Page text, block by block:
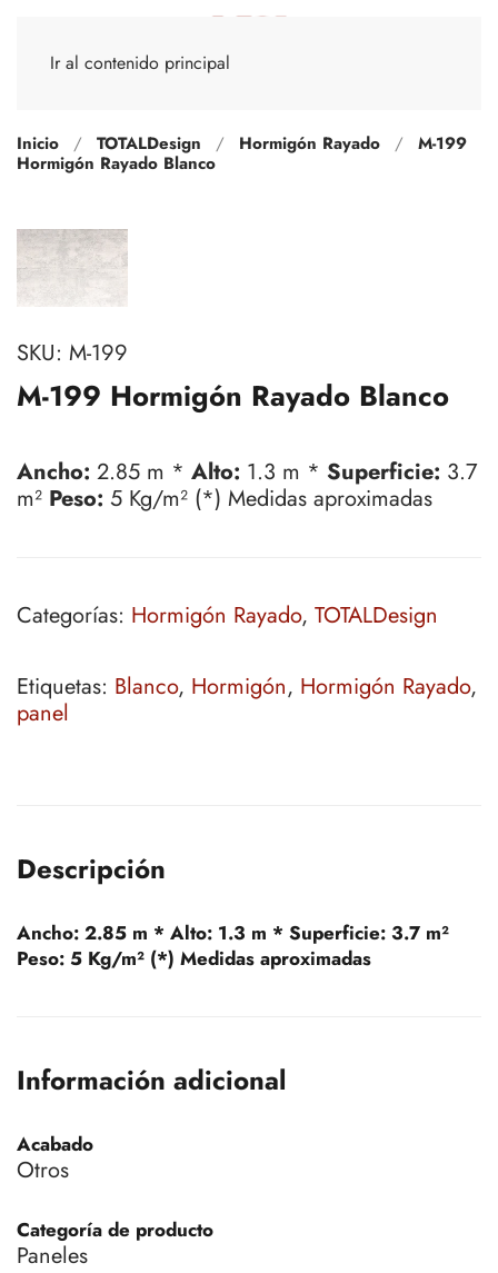
Ir al contenido principal
Inicio TOTALDesign Hormigón Rayado
M-199
Hormigón Rayado Blanco
SKU: M-199
M-199 Hormigón Rayado Blanco
Ancho: 2.85 m * Alto: 1.3 m * Superficie: 3.7
m² Peso: 5 Kg/m² (*) Medidas aproximadas
Categorías: Hormigón Rayado, TOTALDesign
Etiquetas: Blanco, Hormigón, Hormigón Rayado,
panel
Descripción
Ancho: 2.85 m * Alto: 1.3 m * Superficie: 3.7 m²
Peso: 5 Kg/m² (*) Medidas aproximadas
Información adicional
Acabado
Otros
Categoría de producto
Paneles